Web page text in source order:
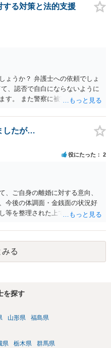
」という。）をした者は、婚姻
期拘禁刑に処する。 第176条 1
に類する行為又は事由により、
くは全うすることが困難な状態
て、わいせつな行為をした者
以上10年以下の拘禁刑に処す
させること又はそれらの影響が
コール摂取だけでなく、「同意
全うすることが困難な状態」で
する対策と法的支援
ょうか？ 弁護士への依頼でしょ
、認否で自白にならないように
す。 また警察に被害届を出すと
とでしょう。
したが…
役にたった 2
、ご自身の離婚に対する意向、
今後の体調面・金銭面の状況好
等を整理された上で、書面とし
意向を示す証拠の一つとして位
細についてお聞きになりたい場
討ください
みる
を探す
山形県 福島県
県 栃木県 群馬県